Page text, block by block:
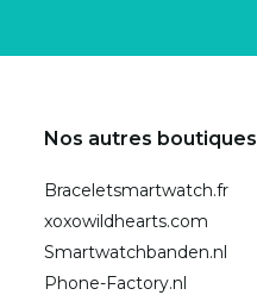
Nos autres boutiques
Braceletsmartwatch.fr
xoxowildhearts.com
Smartwatchbanden.nl
Phone-Factory.nl